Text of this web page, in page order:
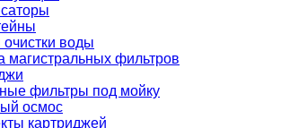
воды
магистральных фильтров
фильтры под мойку
осмос
картриджей